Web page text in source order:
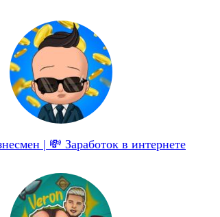
| 💸 Заработок в интернете